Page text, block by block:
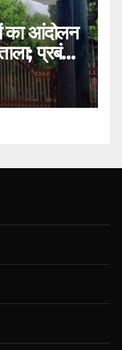
का आंदोलन
प्रबंधन